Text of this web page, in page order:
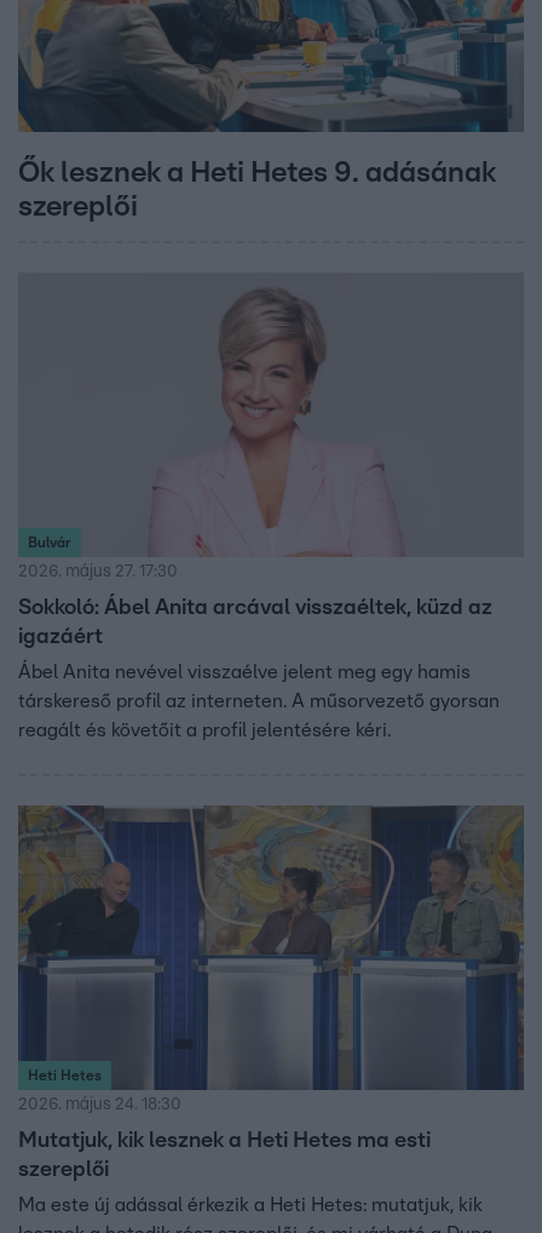
Ők lesznek a Heti Hetes 9. adásának
szereplői
Bulvár
2026. május 27. 17:30
Sokkoló: Ábel Anita arcával visszaéltek, küzd az
igazáért
Ábel Anita nevével visszaélve jelent meg egy hamis
társkereső profil az interneten. A műsorvezető gyorsan
reagált és követőit a profil jelentésére kéri.
Heti Hetes
2026. május 24. 18:30
Mutatjuk, kik lesznek a Heti Hetes ma esti
szereplői
Ma este új adással érkezik a Heti Hetes: mutatjuk, kik